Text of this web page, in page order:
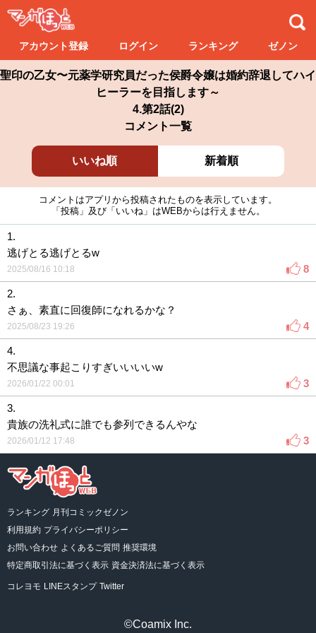
アカウント登録 ログイン ランキング ゼノン
聖印の乙女〜元薬学研究員だった侯爵令嬢は婚約辞退してハイ
ヒーラーを目指します～
4.第2話(2)
コメント一覧
いいね順 新着順
コメントはアプリから投稿されたものを表示しています。
「投稿」及び「いいね」はWEBからは行えません。
1.
逃げとる逃げとるw
2025/08/16 10:18 8
2.
さぁ、素直に回復師になれるかな？
2025/08/23 19:26 4
4.
不思議な事起こりすぎいいいいw
2026/01/22 00:01 3
3.
貴族の洗礼式に誰でも参列できるんやな
2026/01/12 17:48 3
ランキング 月刊コミックゼノン
利用規約 プライバシーポリシー
お問い合わせ よくあるご質問 推奨環境
特定商取引法に基づく表示 資金決済法に基づく表示
コレヨモ LINEスタンプ Twitter
©Coamix Inc.